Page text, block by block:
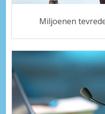
Miljoenen